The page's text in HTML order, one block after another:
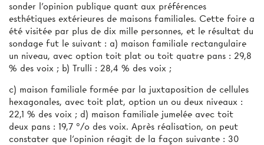
sonder l'opinion publique quant aux préférences
esthétiques extérieures de maisons familiales. Cette foire a
été visitée par plus de dix mille personnes, et le résultat du
sondage fut le suivant : a) maison familiale rectangulaire
un niveau, avec option toit plat ou toit quatre pans : 29,8
% des voix ; b) Trulli : 28,4 % des voix ;
c) maison familiale formée par la juxtaposition de cellules
hexagonales, avec toit plat, option un ou deux niveaux :
22,1 % des voix ; d) maison familiale jumelée avec toit
deux pans : 19,7 °/o des voix. Après réalisation, on peut
constater que l'opinion réagit de la façon suivante : 30